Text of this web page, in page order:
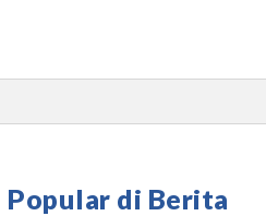
Popular di Berita